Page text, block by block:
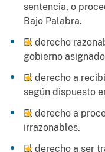
sentencia, o
Bajo Palabra.
El derecho
gobierno
El derecho a
según dispuesto
El derecho a
irrazonables.
El derecho a ser